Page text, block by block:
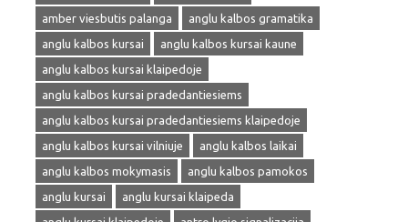
amber viesbutis palanga
anglu kalbos gramatika
anglu kalbos kursai
anglu kalbos kursai kaune
anglu kalbos kursai klaipedoje
anglu kalbos kursai pradedantiesiems
anglu kalbos kursai pradedantiesiems klaipedoje
anglu kalbos kursai vilniuje
anglu kalbos laikai
anglu kalbos mokymasis
anglu kalbos pamokos
anglu kursai
anglu kursai klaipeda